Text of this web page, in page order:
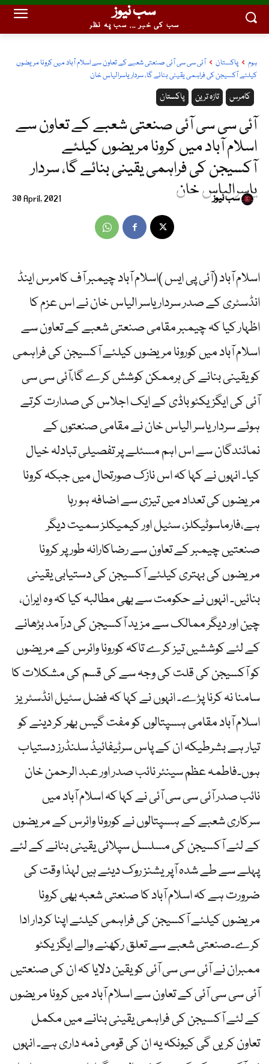
سب نیوز
سب کی خبر ... سب پہ نظر
ہوم پاکستان
آئی سی سی آئی صنعتی شعبے کے تعاون سے اسلام آباد میں کرونا مریضوں
کیلئے آکسیجن کی فراہمی یقینی بنائے گا، سردار یاسرالیاس خان
پاکستان تازہ ترین کامرس
آئی سی سی آئی صنعتی شعبے کے تعاون سے
اسلام آباد میں کرونا مریضوں کیلئے
آکسیجن کی فراہمی یقینی بنائے گا، سردار
یاسرالیاس خان
30 April, 2021 سب نیوز
اسلام آباد (آئی پی ایس )اسلام آباد چیمبر آف کامرس اینڈ
انڈسٹری کے صدر سردار یاسر الیاس خان نے اس عزم کا
اظہار کیا کہ چیمبر مقامی صنعتی شعبے کے تعاون سے
اسلام آباد میں کورونا مریضوں کیلئے آکسیجن کی فراہمی
کو یقینی بنانے کی ہرممکن کوشش کرے گا،آئی سی سی
آئی کی ایگزیکٹو باڈی کے ایک اجلاس کی صدارت کرتے
ہوئے سردار یاسر الیاس خان نے مقامی صنعتوں کے
نمائندگان سے اس اہم مسئلے پر تفصیلی تبادلہ خیال
کیا۔ انہوں نے کہا کہ اس نازک صورتحال میں جبکہ کرونا
مریضوں کی تعداد میں تیزی سے اضافہ ہو رہا
ہے،فارماسوٹیکلز، سٹیل اور کیمیکلز سمیت دیگر
صنعتیں چیمبر کے تعاون سے رضاکارانہ طور پر کرونا
مریضوں کی بہتری کیلئے آکسیجن کی دستیابی یقینی
بنائیں۔ انہوں نے حکومت سے بھی مطالبہ کیا کہ وہ ایران،
چین اور دیگر ممالک سے مزید آکسیجن کی درآمد بڑھانے
کے لئے کوششیں تیز کرے تاکہ کورونا وائرس کے مریضوں
کو آکسیجن کی قلت کی وجہ سے کی قسم کی مشکلات کا
سامنا نہ کرنا پڑے۔ انہوں نے کہا کہ فضل سٹیل انڈسٹریز
اسلام آباد مقامی ہسپتالوں کو مفت گیس بھر کر دینے کو
تیار ہے بشرطیکہ ان کے پاس سرٹیفائیڈ سلنڈرز دستیاب
ہوں۔فاطمہ عظم سینئر نائب صدر اور عبد الرحمن خان
نائب صدر آئی سی سی آئی نے کہا کہ اسلام آباد میں
سرکاری شعبے کے ہسپتالوں نے کورونا وائرس کے مریضوں
کے لئے آکسیجن کی مسلسل سپلائی یقینی بنانے کے لئے
پہلے سے طے شدہ آپریشنز روک دیئے ہیں لہذا وقت کی
ضرورت ہے کہ اسلام آباد کا صنعتی شعبہ بھی کرونا
مریضوں کیلئے آکسیجن کی فراہمی کیلئے اپنا کردار ادا
کرے۔صنعتی شعبے سے تعلق رکھنے والے ایگزیکٹو
ممبران نے آئی سی سی آئی کو یقین دلایا کہ ان کی صنعتیں
آئی سی سی آئی کے تعاون سے اسلام آباد میں کرونا مریضوں
کے لئے آکسیجن کی فراہمی یقینی بنانے میں مکمل
تعاون کریں گی کیونکہ یہ ان کی قومی ذمہ داری ہے۔ انہوں